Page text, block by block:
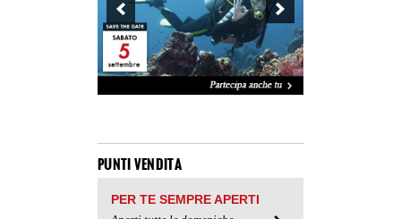
PUNTI VENDITA
PER TE SEMPRE APERTI